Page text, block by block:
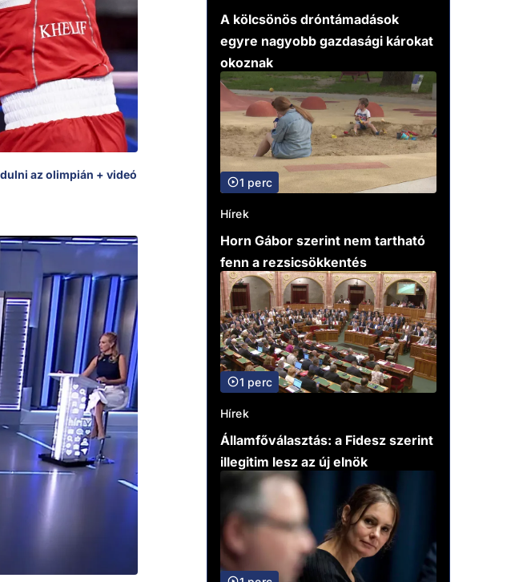
az olimpián + videó
A kölcsönös dróntámadások
egyre nagyobb gazdasági károkat
okoznak
1 perc
Hírek
Horn Gábor szerint nem tartható
fenn a rezsicsökkentés
1 perc
Hírek
Államfőválasztás: a Fidesz szerint
illegitim lesz az új elnök